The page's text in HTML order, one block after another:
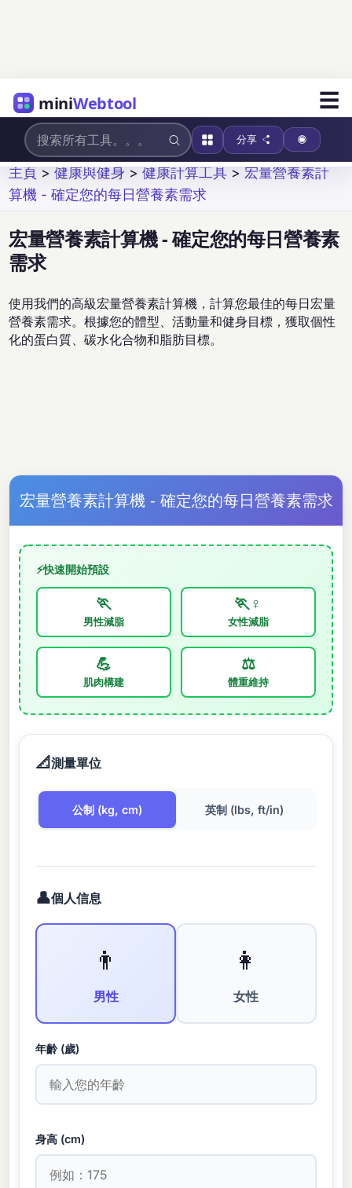
miniWebtool ☰
分享
主頁 >健康與健身 >健康計算工具 > 宏量營養素計
算機 - 確定您的每日營養素需求
宏量營養素計算機 - 確定您的每日營養素
需求
使用我們的高級宏量營養素計算機，計算您最佳的每日宏量
營養素需求。根據您的體型、活動量和健身目標，獲取個性
化的蛋白質、碳水化合物和脂肪目標。
宏量營養素計算機 - 確定您的每日營養素需求
⚡快速開始預設
🏃
男性減脂
🏃♀️
女性減脂
💪
肌肉構建
⚖️
體重維持
📐測量單位
公制 (kg, cm) 英制 (lbs, ft/in)
👤個人信息
👨
男性
👩
女性
年齡 (歲)
身高 (cm)